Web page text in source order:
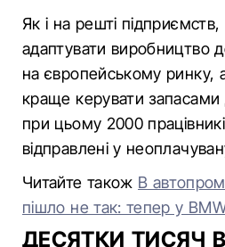
Як і на решті
адаптувати виробництво
на європейському ринку,
краще керувати запасами
при цьому 2000
відправлені у
Читайте також В
пішло не так: тепер у
ДЕСЯТКИ ТИСЯЧ